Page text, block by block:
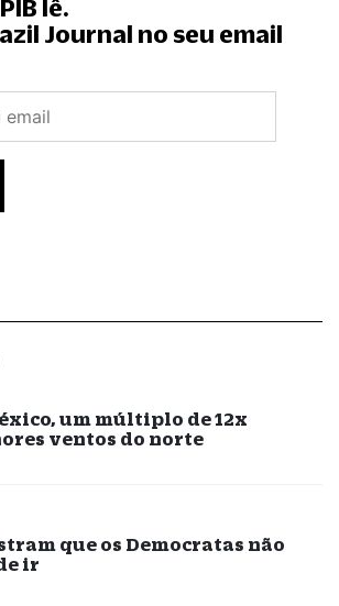
lê.
Journal no seu email
um múltiplo de 12x
ventos do norte
que os Democratas não
ir